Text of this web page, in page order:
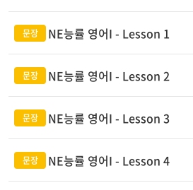
NE능률 영어I - Lesson 1
NE능률 영어I - Lesson 2
NE능률 영어I - Lesson 3
NE능률 영어I - Lesson 4